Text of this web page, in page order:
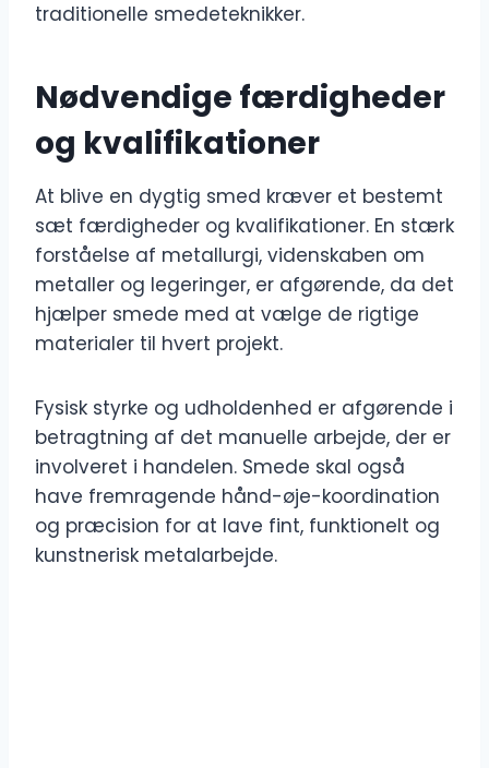
traditionelle smedeteknikker.
Nødvendige færdigheder
og kvalifikationer
At blive en dygtig smed kræver et bestemt
sæt færdigheder og kvalifikationer. En stærk
forståelse af metallurgi, videnskaben om
metaller og legeringer, er afgørende, da det
hjælper smede med at vælge de rigtige
materialer til hvert projekt.
Fysisk styrke og udholdenhed er afgørende i
betragtning af det manuelle arbejde, der er
involveret i handelen. Smede skal også
have fremragende hånd-øje-koordination
og præcision for at lave fint, funktionelt og
kunstnerisk metalarbejde.